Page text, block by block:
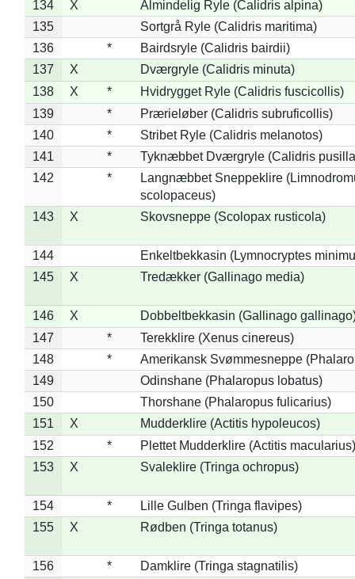
134 X
Almindelig Ryle (Calidris alpina)
135
Sortgrå Ryle (Calidris maritima)
136
*
Bairdsryle (Calidris bairdii)
137
X
Dværgryle (Calidris minuta)
138
X *
Hvidrygget Ryle (Calidris fuscicollis)
139
*
Prærieløber (Calidris subruficollis)
140
*
Stribet Ryle (Calidris melanotos)
141
*
Tyknæbbet Dværgryle (Calidris
142
*
Langnæbbet Sneppeklire
scolopaceus)
143
X Skovsneppe (Scolopax rusticola)
144
Enkeltbekkasin (Lymnocryptes
145
X Tredækker (Gallinago media)
146 X
Dobbeltbekkasin (Gallinago
147
*
Terekklire (Xenus cinereus)
148
*
Amerikansk Svømmesneppe
149
Odinshane (Phalaropus lobatus)
150
Thorshane (Phalaropus fulicarius)
151
X
Mudderklire (Actitis hypoleucos)
152
*
Plettet Mudderklire (Actitis macularius)
153
X Svaleklire (Tringa ochropus)
154 *
Lille Gulben (Tringa flavipes)
155
X Rødben (Tringa totanus)
156 *
Damklire (Tringa stagnatilis)